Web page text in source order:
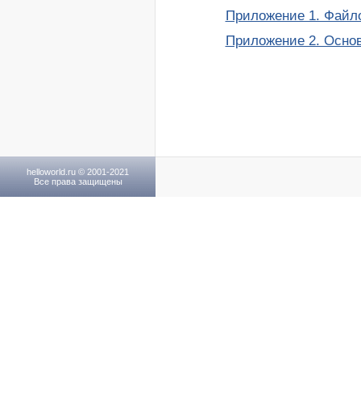
Приложение 1.
Приложение 2.
helloworld.ru © 2001-2021
Все права защищены